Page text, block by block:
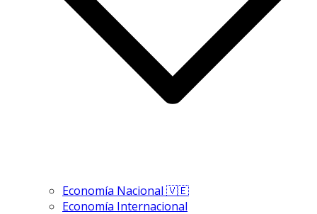
Economía Nacional 🇻🇪
Economía Internacional